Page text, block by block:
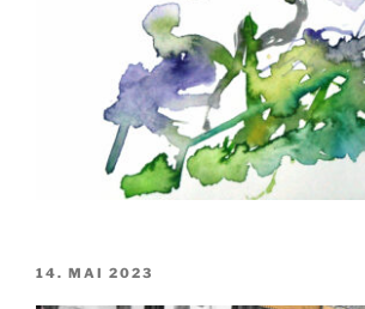
VERÖFFENTLICHT
14. MAI 2023